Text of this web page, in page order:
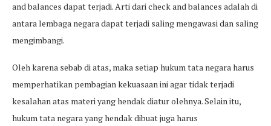
and balances dapat terjadi. Arti dari check and balances adalah di
antara lembaga negara dapat terjadi saling mengawasi dan saling
mengimbangi.
Oleh karena sebab di atas, maka setiap hukum tata negara harus
memperhatikan pembagian kekuasaan ini agar tidak terjadi
kesalahan atas materi yang hendak diatur olehnya. Selain itu,
hukum tata negara yang hendak dibuat juga harus